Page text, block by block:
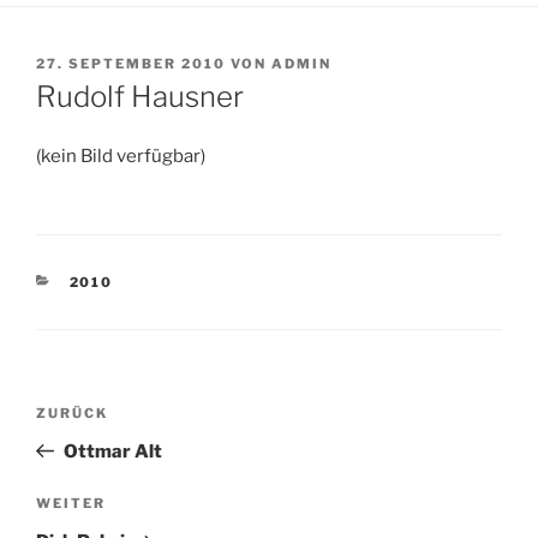
VERÖFFENTLICHT
AM
27. SEPTEMBER 2010 VON ADMIN
Rudolf Hausner
(kein Bild verfügbar)
KATEGORIEN
2010
Beitragsnavigation
Vorheriger
Beitrag
ZURÜCK
Ottmar Alt
Nächster
WEITER